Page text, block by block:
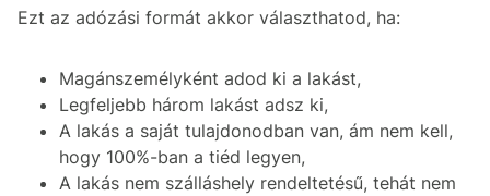
Ezt az adózási formát akkor választhatod, ha:
Magánszemélyként adod ki a lakást,
Legfeljebb három lakást adsz ki,
A lakás a saját tulajdonodban van, ám nem kell,
hogy 100%-ban a tiéd legyen,
A lakás nem szálláshely rendeltetésű, tehát nem